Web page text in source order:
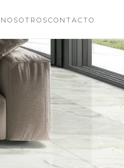
NOSOTROSCONTACTO